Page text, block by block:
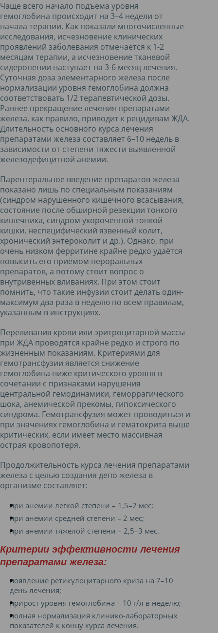
Чаще всего начало подъема уровня
гемоглобина происходит на 3–4 недели от
начала терапии. Как показали многочисленные
исследования, исчезновение клинических
проявлений заболевания отмечается к 1-2
месяцам терапии, а исчезновение тканевой
сидеропении наступает на 3-6 месяц лечения.
Суточная доза элементарного железа после
нормализации уровня гемоглобина должна
соответствовать 1/2 терапевтической дозы.
Раннее прекращение лечения препаратами
железа, как правило, приводит к рецидивам ЖДА.
Длительность основного курса лечения
препаратами железа составляет 6–10 недель в
зависимости от степени тяжести выявленной
железодефицитной анемии.
Парентеральное введение препаратов железа
показано лишь по специальным показаниям
(синдром нарушенного кишечного всасывания,
состояние после обширной резекции тонкого
кишечника, синдром укороченной тонкой
кишки, неспецифический язвенный колит,
хронический энтероколит и др.). Однако, при
очень низком ферритине крайне редко удаётся
повысить его приёмом пероральных
препаратов, а потому стоит вопрос о
внутривенных вливаниях. При этом стоит
помнить, что такие инфузии стоит делать один-
максимум два раза в неделю по всем правилам,
указанным в инструкциях.
Переливания крови или эритроцитарной массы
при ЖДА проводятся крайне редко и строго по
жизненным показаниям. Критериями для
гемотрансфузии является снижение
гемоглобина ниже критического уровня в
сочетании с признаками нарушения
центральной гемодинамики, геморрагического
шока, анемической прекомы, гипоксического
синдрома. Гемотрансфузия может проводиться и
при значениях гемоглобина и гематокрита выше
критических, если имеет место массивная
острая кровопотеря.
Продолжительность курса лечения препаратами
железа с целью создания депо железа в
организме составляет:
при анемии легкой степени – 1,5–2 мес;
при анемии средней степени – 2 мес;
при анемии тяжелой степени – 2,5–3 мес.
Критерии эффективности лечения
препаратами железа:
появление ретикулоцитарного криза на 7–10
день лечения;
прирост уровня гемоглобина – 10 г/л в неделю;
полная нормализация клинико-лабораторных
показателей к концу курса лечения.